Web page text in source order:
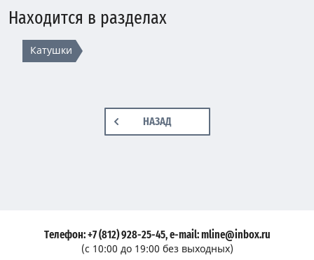
Находится в разделах
Катушки
НАЗАД
Телефон: +7 (812) 928-25-45, e-mail: mline@inbox.ru
(с 10:00 до 19:00 без выходных)